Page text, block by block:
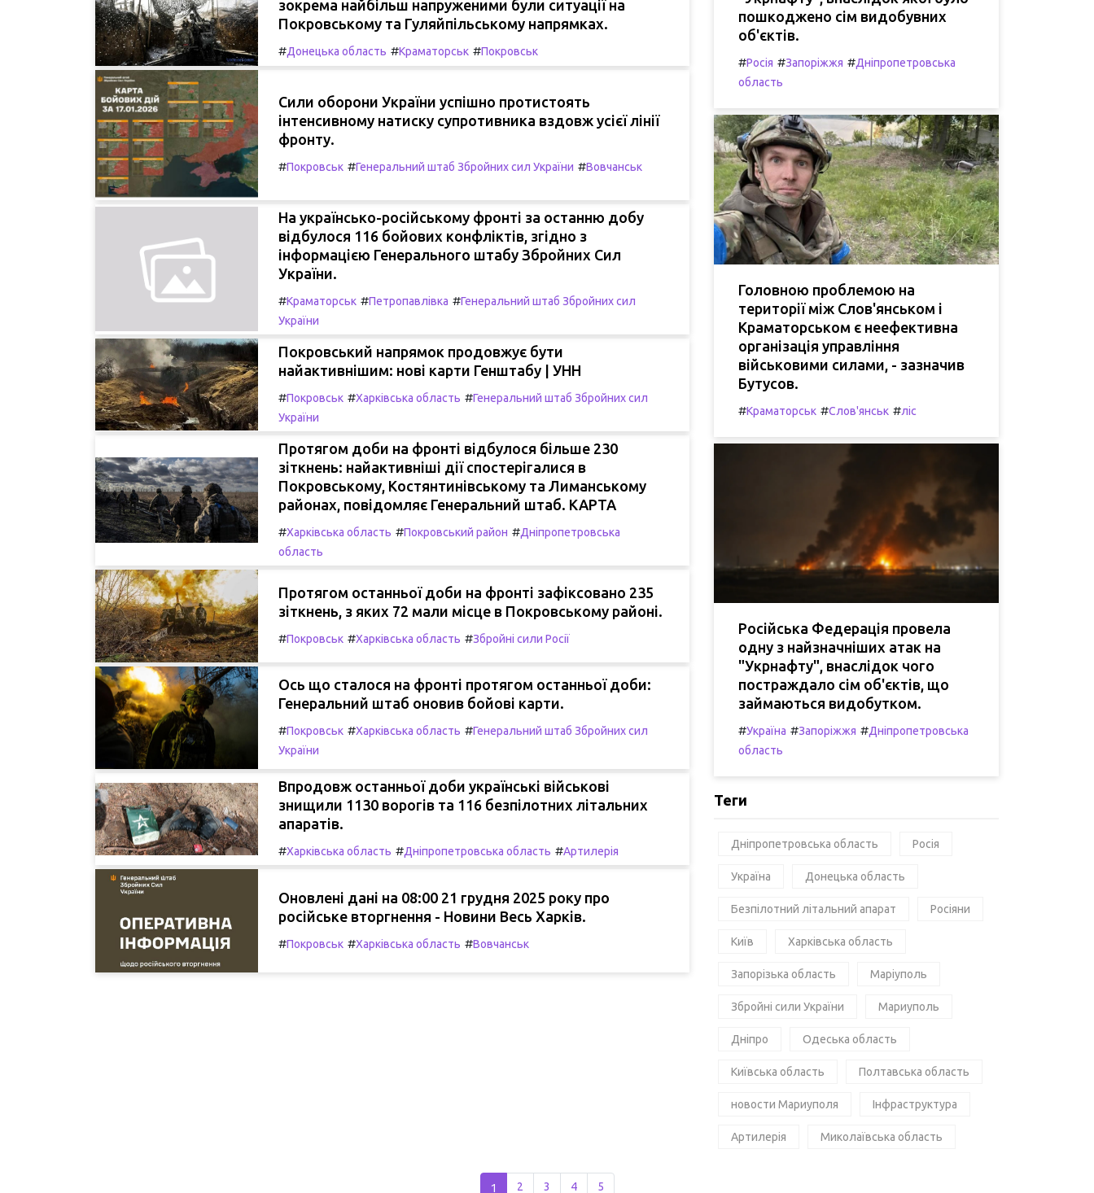
зокрема найбільш напруженими були ситуації на
Покровському та Гуляйпільському напрямках.
#Донецька область #Краматорськ #Покровськ
Сили оборони України успішно протистоять
інтенсивному натиску супротивника вздовж усієї лінії
фронту.
#Покровськ #Генеральний штаб Збройних сил України #Вовчанськ
На українсько-російському фронті за останню добу
відбулося 116 бойових конфліктів, згідно з
інформацією Генерального штабу Збройних Сил
України.
#Краматорськ #Петропавлівка #Генеральний штаб Збройних сил
України
Покровський напрямок продовжує бути
найактивнішим: нові карти Генштабу | УНН
#Покровськ #Харківська область #Генеральний штаб Збройних сил
України
Протягом доби на фронті відбулося більше 230
зіткнень: найактивніші дії спостерігалися в
Покровському, Костянтинівському та Лиманському
районах, повідомляє Генеральний штаб. КАРТА
#Харківська область #Покровський район #Дніпропетровська
область
Протягом останньої доби на фронті зафіксовано 235
зіткнень, з яких 72 мали місце в Покровському районі.
#Покровськ #Харківська область #Збройні сили Росії
Ось що сталося на фронті протягом останньої доби:
Генеральний штаб оновив бойові карти.
#Покровськ #Харківська область #Генеральний штаб Збройних сил
України
Впродовж останньої доби українські військові
знищили 1130 ворогів та 116 безпілотних літальних
апаратів.
#Харківська область #Дніпропетровська область #Артилерія
Оновлені дані на 08:00 21 грудня 2025 року про
російське вторгнення - Новини Весь Харків.
#Покровськ #Харківська область #Вовчанськ
пошкоджено сім видобувних
об'єктів.
#Росія #Запоріжжя #Дніпропетровська
область
Головною проблемою на
території між Слов'янськом і
Краматорськом є неефективна
організація управління
військовими силами, - зазначив
Бутусов.
#Краматорськ #Слов'янськ #ліс
Російська Федерація провела
одну з найзначніших атак на
"Укрнафту", внаслідок чого
постраждало сім об'єктів, що
займаються видобутком.
#Україна #Запоріжжя #Дніпропетровська
область
Теги
Дніпропетровська область Росія
Україна Донецька область
Безпілотний літальний апарат Росіяни
Київ Харківська область
Запорізька область Маріуполь
Збройні сили України Мариуполь
Дніпро Одеська область
Київська область Полтавська область
новости Мариуполя Інфраструктура
Артилерія Миколаївська область
1 2 3 4 5